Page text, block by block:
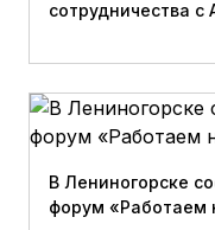
сотрудничества
В Лениногорске
форум «Работаем